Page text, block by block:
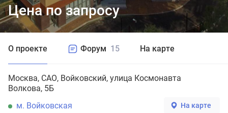
О проекте Форум 15 На карте
Москва САО Войковский улица Космонавта
Волкова, 5Б
м. Войковская
На карте
Цена по запросу